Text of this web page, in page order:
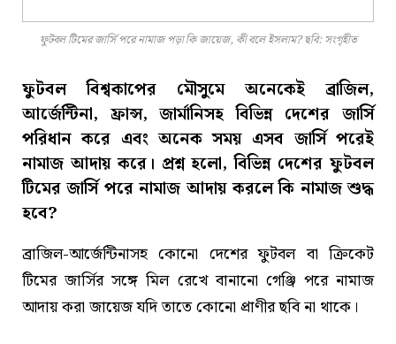
ফুটবল টিমের জার্সি পরে নামাজ পড়া কি জায়েজ, কী বলে ইসলাম? ছবি: সংগৃহীত
ফুটবল বিশ্বকাপের মৌসুমে অনেকেই ব্রাজিল,
আর্জেন্টিনা, ফ্রান্স, জার্মানিসহ বিভিন্ন দেশের জার্সি
পরিধান করে এবং অনেক সময় এসব জার্সি পরেই
নামাজ আদায় করে। প্রশ্ন হলো, বিভিন্ন দেশের ফুটবল
টিমের জার্সি পরে নামাজ আদায় করলে কি নামাজ শুদ্ধ
হবে?
ব্রাজিল-আর্জেন্টিনাসহ কোনো দেশের ফুটবল বা ক্রিকেট
টিমের জার্সির সঙ্গে মিল রেখে বানানো গেঞ্জি পরে নামাজ
আদায় করা জায়েজ যদি তাতে কোনো প্রাণীর ছবি না থাকে।